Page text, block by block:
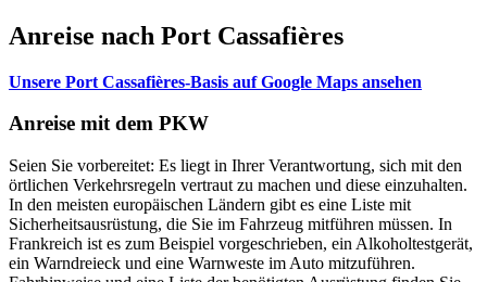
Anreise nach Port Cassafières
Unsere Port Cassafières-Basis auf Google Maps ansehen
Anreise mit dem PKW
Seien Sie vorbereitet: Es liegt in Ihrer Verantwortung, sich mit den
örtlichen Verkehrsregeln vertraut zu machen und diese einzuhalten.
In den meisten europäischen Ländern gibt es eine Liste mit
Sicherheitsausrüstung, die Sie im Fahrzeug mitführen müssen. In
Frankreich ist es zum Beispiel vorgeschrieben, ein Alkoholtestgerät,
ein Warndreieck und eine Warnweste im Auto mitzuführen.